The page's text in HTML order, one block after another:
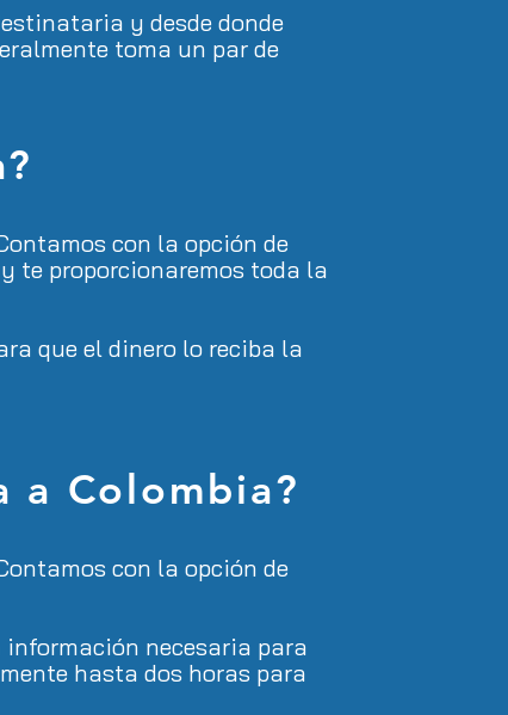
y desde donde
toma un par de
con la opción de
te proporcionaremos toda la
que el dinero lo reciba la
a Colombia?
con la opción de
necesaria para
hasta dos horas para